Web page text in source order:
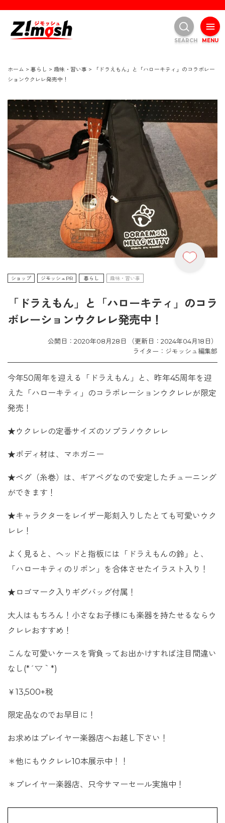
ホーム > 暮らし > 趣味・習い事 >
「ドラえもん」と「ハローキティ」のコラボレー
ションウクレレ発売中！
ショップ ジモッシュPR 暮らし 趣味・習い事
「ドラえもん」と「ハローキティ」のコラ
ボレーションウクレレ発売中！
公開日：2020年08月28日 （更新日：2024年04月18日）
ライター：ジモッシュ編集部
今年50周年を迎える「ドラえもん」と、昨年45周年を迎
えた「ハローキティ」のコラボレーションウクレレが限定
発売！
★ウクレレの定番サイズのソプラノウクレレ
★ボディ材は、マホガニー
★ペグ（糸巻）は、ギアペグなので安定したチューニング
ができます！
★キャラクターをレイザー彫刻入りしたとても可愛いウク
レレ！
よく見ると、ヘッドと指板には「ドラえもんの鈴」と、
「ハローキティのリボン」を合体させたイラスト入り！
★ロゴマーク入りギグバッグ付属！
大人はもちろん！小さなお子様にも楽器を持たせるならウ
クレレおすすめ！
こんな可愛いケースを背負ってお出かけすれば注目間違い
なし(*´▽｀*)
￥13,500+税
限定品なのでお早目に！
お求めはプレイヤー楽器店へお越し下さい！
＊他にもウクレレ10本展示中！！
＊プレイヤー楽器店、只今サマーセール実施中！
MENU
SEARCH